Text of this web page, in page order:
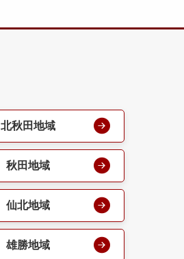
北秋田地域
秋田地域
仙北地域
雄勝地域